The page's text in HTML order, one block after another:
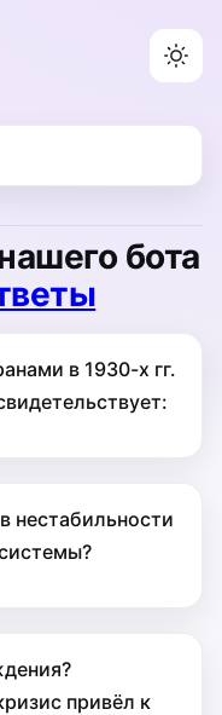
бота
в 1930-х гг.
нестабильности
привёл к